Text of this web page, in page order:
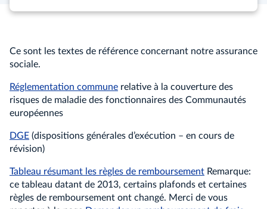
Ce sont les textes de référence concernant notre assurance
sociale.
Réglementation commune relative à la couverture des
risques de maladie des fonctionnaires des Communautés
européennes
DGE (dispositions générales d’exécution – en cours de
révision)
Tableau résumant les règles de remboursement Remarque:
ce tableau datant de 2013, certains plafonds et certaines
règles de remboursement ont changé. Merci de vous